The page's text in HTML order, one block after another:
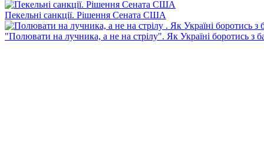
Пекельні санкції. Рішення Сената США
"Полювати на лучника, а не на стрілу". Як Україні боротись з